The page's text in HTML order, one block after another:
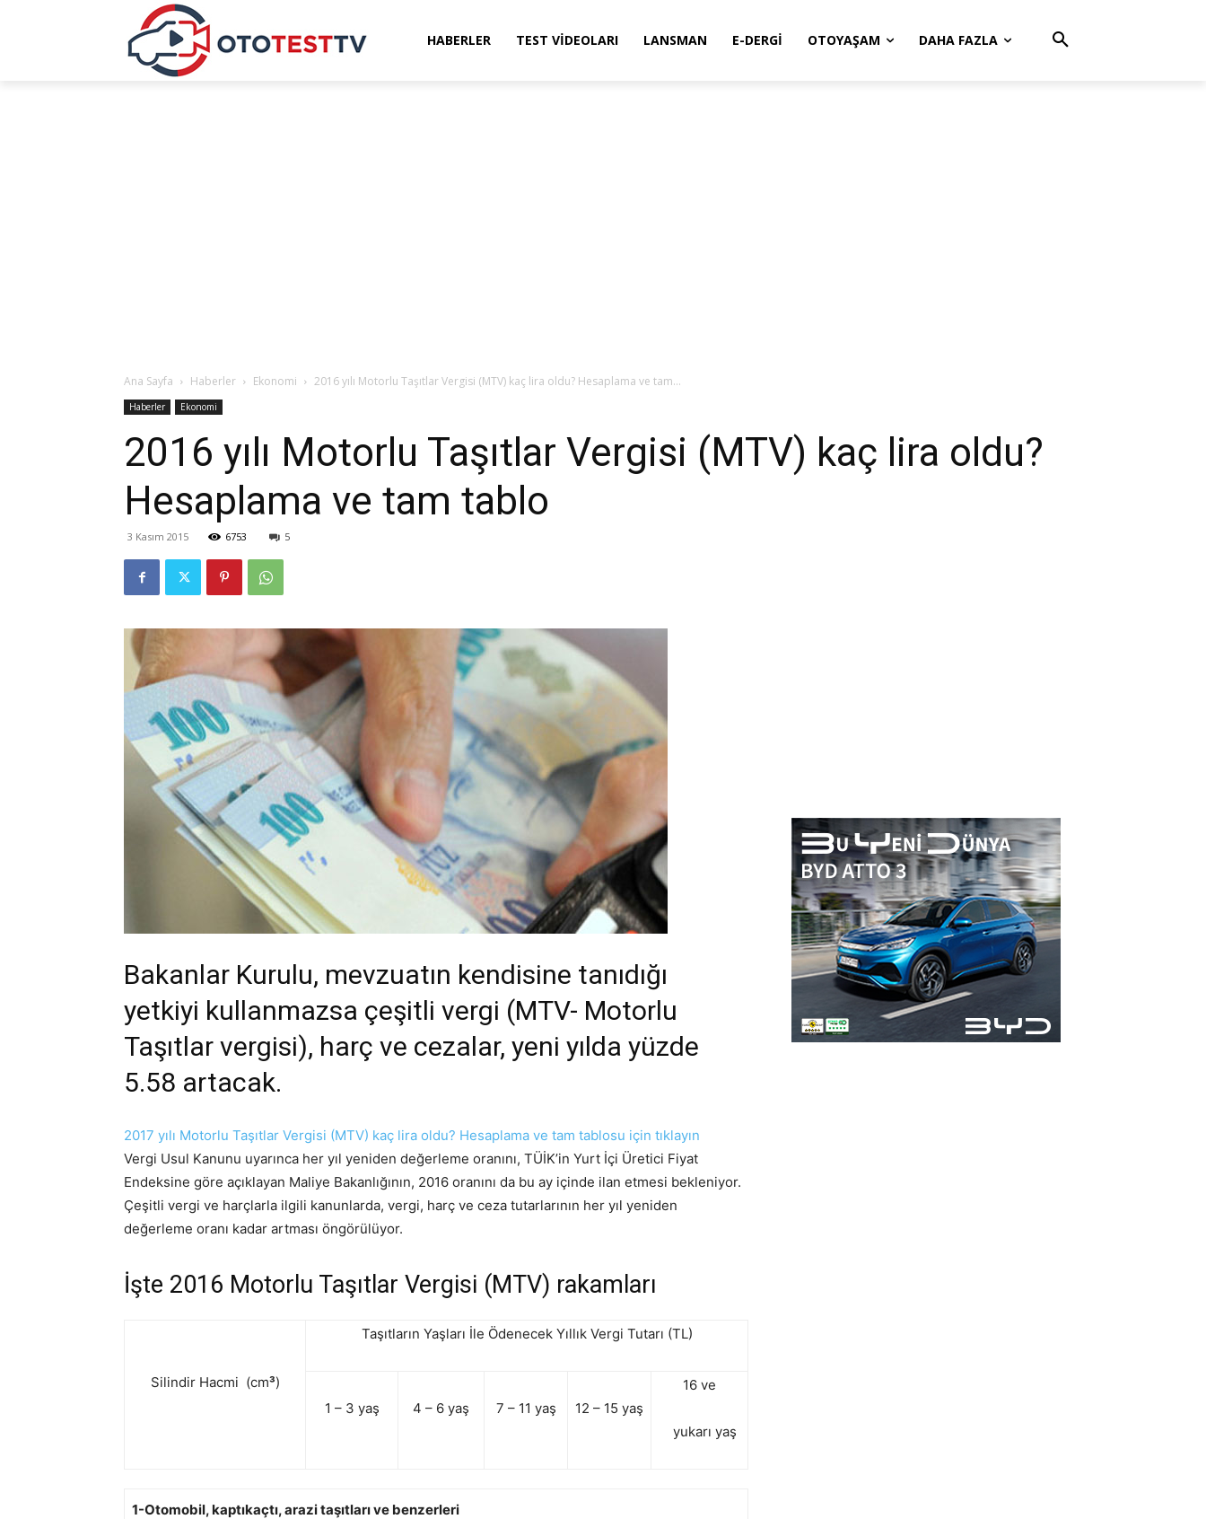
HABERLER TEST VIDEOLARI LANSMAN E-DERGI OTOYAŞAM DAHA FAZLA
Ana Sayfa Haberler Ekonomi 2016 yılı Motorlu Taşıtlar Vergisi (MTV) kaç lira oldu? Hesaplama ve tam...
Haberler Ekonomi
2016 yılı Motorlu Taşıtlar Vergisi (MTV) kaç lira oldu?
Hesaplama ve tam tablo
3 Kasım 2015 6753 5
Bakanlar Kurulu, mevzuatın kendisine tanıdığı
yetkiyi kullanmazsa çeşitli vergi (MTV- Motorlu
Taşıtlar vergisi), harç ve cezalar, yeni yılda yüzde
5.58 artacak.
2017 yılı Motorlu Taşıtlar Vergisi (MTV) kaç lira oldu? Hesaplama ve tam tablosu için tıklayın
Vergi Usul Kanunu uyarınca her yıl yeniden değerleme oranını, TÜİK’in Yurt İçi Üretici Fiyat
Endeksine göre açıklayan Maliye Bakanlığının, 2016 oranını da bu ay içinde ilan etmesi bekleniyor.
Çeşitli vergi ve harçlarla ilgili kanunlarda, vergi, harç ve ceza tutarlarının her yıl yeniden
değerleme oranı kadar artması öngörülüyor.
İşte 2016 Motorlu Taşıtlar Vergisi (MTV) rakamları
Silindir Hacmi (cm³)
Taşıtların Yaşları İle Ödenecek Yıllık Vergi Tutarı (TL)
1 – 3 yaş 4 – 6 yaş 7 – 11 yaş 12 – 15 yaş
16 ve
yukarı yaş
1-Otomobil, kaptıkaçtı, arazi taşıtları ve benzerleri